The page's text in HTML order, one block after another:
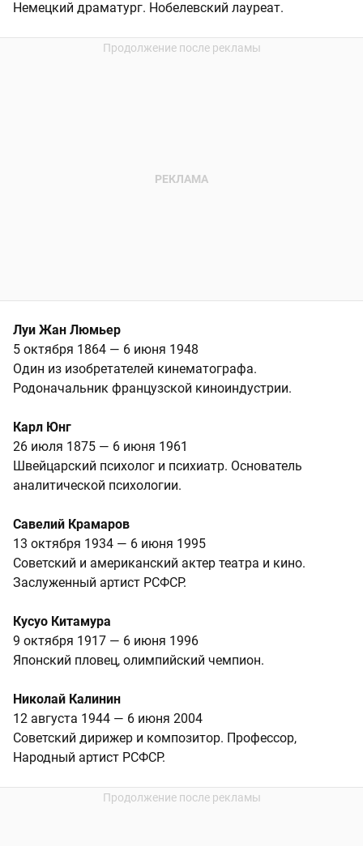
Немецкий драматург. Нобелевский лауреат.
Луи Жан Люмьер
5 октября 1864 — 6 июня 1948
Один из изобретателей кинематографа.
Родоначальник французской киноиндустрии.
Карл Юнг
26 июля 1875 — 6 июня 1961
Швейцарский психолог и психиатр. Основатель
аналитической психологии.
Савелий Крамаров
13 октября 1934 — 6 июня 1995
Советский и американский актер театра и кино.
Заслуженный артист РСФСР.
Кусуо Китамура
9 октября 1917 — 6 июня 1996
Японский пловец, олимпийский чемпион.
Николай Калинин
12 августа 1944 — 6 июня 2004
Советский дирижер и композитор. Профессор,
Народный артист РСФСР.